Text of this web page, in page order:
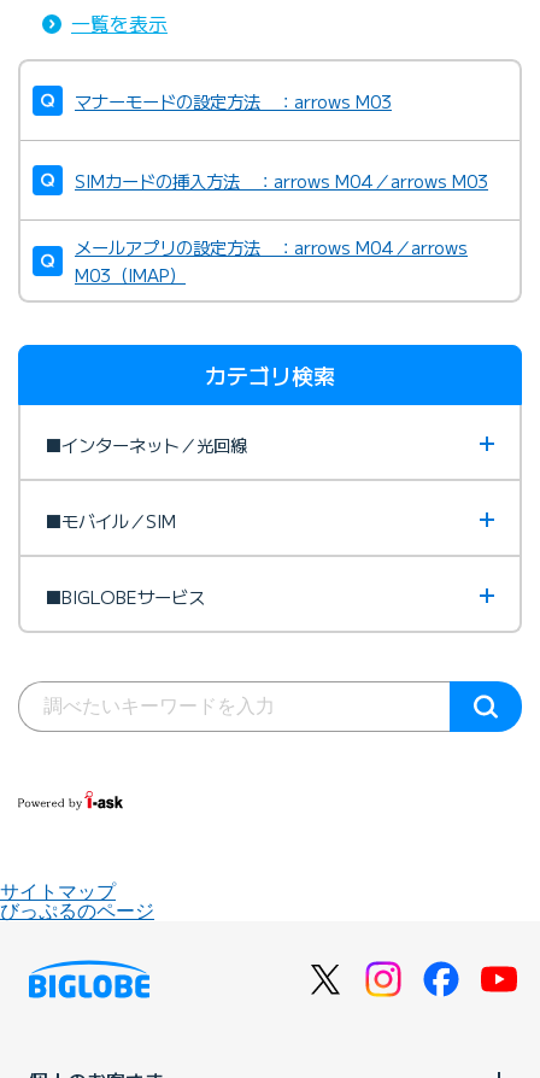
一覧を表示
マナーモードの設定方法 ：arrows M03
SIMカードの挿入方法 ：arrows M04／arrows M03
メールアプリの設定方法 ：arrows M04／arrows
M03（IMAP）
カテゴリ検索
■インターネット／光回線
■モバイル／SIM
■BIGLOBEサービス
サイトマップ
びっぷるのページ